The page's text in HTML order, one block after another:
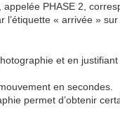
PHASE 2,
« arrivée »
et en
en secondes.
permet d’obtenir